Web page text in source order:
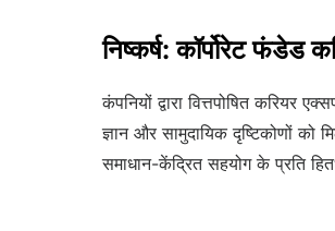
निष्कर्ष: कॉर्पोरेट फंडेड
कंपनियों द्वारा वित्तपोषित
ज्ञान और सामुदायिक दृष्टिकोणों
समाधान-केंद्रित सहयोग के प्रति